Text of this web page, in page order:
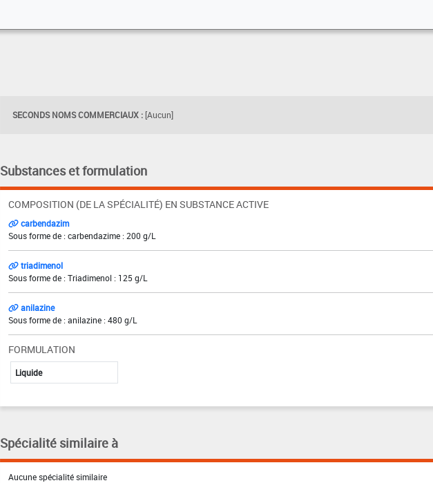
SECONDS NOMS COMMERCIAUX : [Aucun]
Substances et formulation
COMPOSITION (DE LA SPÉCIALITÉ) EN SUBSTANCE ACTIVE
carbendazim
Sous forme de : carbendazime : 200 g/L
triadimenol
Sous forme de : Triadimenol : 125 g/L
anilazine
Sous forme de : anilazine : 480 g/L
FORMULATION
Liquide
Spécialité similaire à
Aucune spécialité similaire